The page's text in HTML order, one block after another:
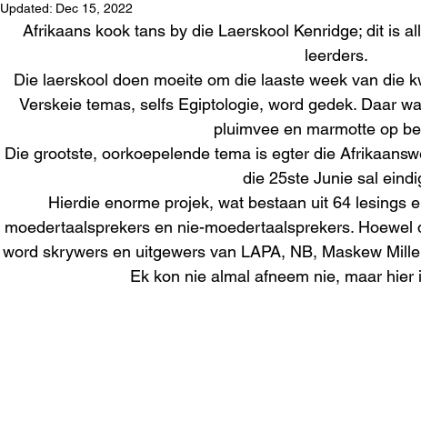
Updated: Dec 15, 2022
Afrikaans kook tans by die Laerskool Kenridge; dit is
leerders.
Die laerskool doen moeite om die laaste week van die
Verskeie temas, selfs Egiptologie, word gedek. Daar
pluimvee en marmotte op
Die grootste, oorkoepelende tema is egter die
die 25ste Junie sal
Hierdie enorme projek, wat bestaan uit 64 lesings
moedertaalsprekers en nie-moedertaalsprekers. Hoewel
word skrywers en uitgewers van LAPA, NB, Maskew
Ek kon nie almal afneem nie, maar hier